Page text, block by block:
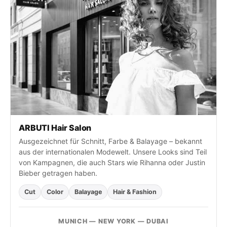
S
e
n
c
h
ARBUTI Hair Salon
Ausgezeichnet für Schnitt, Farbe & Balayage – bekannt
aus der internationalen Modewelt. Unsere Looks sind Teil
von Kampagnen, die auch Stars wie Rihanna oder Justin
Bieber getragen haben.
Cut Color Balayage Hair & Fashion
MUNICH — NEW YORK — DUBAI